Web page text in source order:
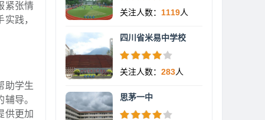
紧张情
践，
助学生
导。
供更加
关注人数： 1119人
四川省米易中学校
关注人数： 283人
思茅一中